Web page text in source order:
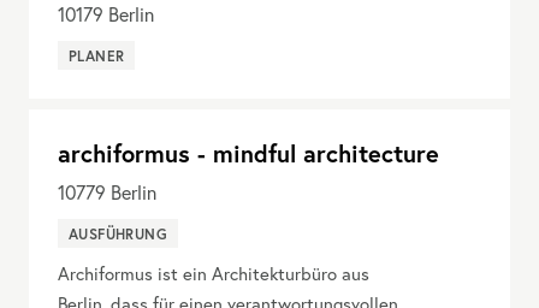
10179 Berlin
PLANER
archiformus - mindful architecture
10779 Berlin
AUSFÜHRUNG
Archiformus ist ein Architekturbüro aus